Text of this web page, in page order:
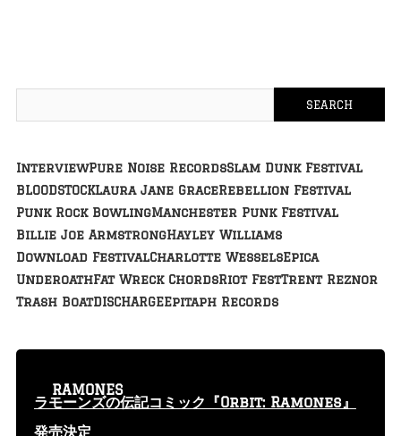
InterviewPure Noise RecordsSlam Dunk Festival
BLOODSTOCKLaura Jane GraceRebellion Festival
Punk Rock BowlingManchester Punk Festival
Billie Joe ArmstrongHayley Williams
Download FestivalCharlotte WesselsEpica
UnderoathFat Wreck ChordsRiot FestTrent Reznor
Trash BoatDISCHARGEEpitaph Records
ラモーンズの伝記コミック『Orbit: Ramones』
発売決定
RAMONES